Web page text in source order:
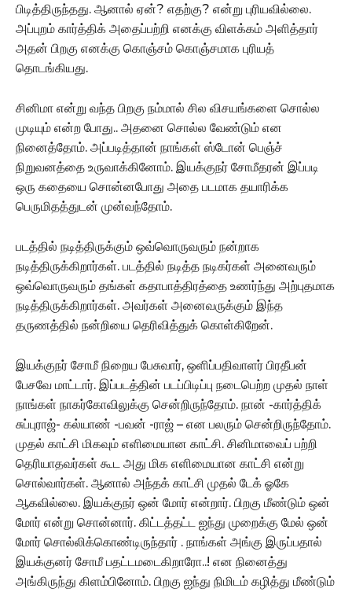
பிடித்திருந்தது. ஆனால் ஏன்? எதற்கு? என்று புரியவில்லை.
அப்புறம் கார்த்திக் அதைப்பற்றி எனக்கு விளக்கம் அளித்தார்
அதன் பிறகு எனக்கு கொஞ்சம் கொஞ்சமாக புரியத்
தொடங்கியது.
சினிமா என்று வந்த பிறகு நம்மால் சில விசயங்களை சொல்ல
முடியும் என்ற போது.. அதனை சொல்ல வேண்டும் என
நினைத்தோம். அப்படித்தான் நாங்கள் ஸ்டோன் பெஞ்ச்
நிறுவனத்தை உருவாக்கினோம். இயக்குநர் சோமீதரன் இப்படி
ஒரு கதையை சொன்னபோது அதை படமாக தயாரிக்க
பெருமிதத்துடன் முன்வந்தோம்.
படத்தில் நடித்திருக்கும் ஒவ்வொருவரும் நன்றாக
நடித்திருக்கிறார்கள். படத்தில் நடித்த நடிகர்கள் அனைவரும்
ஒவ்வொருவரும் தங்கள் கதாபாத்திரத்தை உணர்ந்து அற்புதமாக
நடித்திருக்கிறார்கள். அவர்கள் அனைவருக்கும் இந்த
தருணத்தில் நன்றியை தெரிவித்துக் கொள்கிறேன்.‌
இயக்குநர் சோமீ நிறைய பேசுவார், ஒளிப்பதிவாளர் பிரதீபன்
பேசவே மாட்டார். இப்படத்தின் படப்பிடிப்பு நடைபெற்ற முதல் நாள்
நாங்கள் நாகர்கோவிலுக்கு சென்றிருந்தோம். நான் -கார்த்திக்
சுப்புராஜ்- கல்யாண் -பவன் -ராஜ் – என பலரும் சென்றிருந்தோம்.
முதல் காட்சி மிகவும் எளிமையான காட்சி. சினிமாவைப் பற்றி
தெரியாதவர்கள் கூட அது மிக எளிமையான காட்சி என்று
சொல்வார்கள். ஆனால் அந்தக் காட்சி முதல் டேக் ஓகே
ஆகவில்லை. இயக்குநர் ஒன் மோர் என்றார். பிறகு மீண்டும் ஒன்
மோர் என்று சொன்னார். கிட்டத்தட்ட ஐந்து முறைக்கு மேல் ஒன்
மோர் சொல்லிக்கொண்டிருந்தார் . நாங்கள் அங்கு இருப்பதால்
இயக்குனர் சோமீ பதட்டமடைகிறாரோ..! என நினைத்து
அங்கிருந்து கிளம்பினோம். பிறகு ஐந்து நிமிடம் கழித்து மீண்டும்